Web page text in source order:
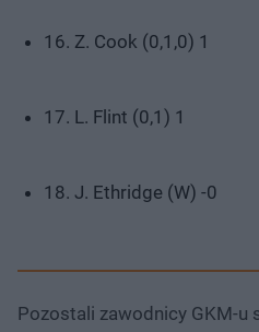
16. Z. Cook (0,1,0) 1
17. L. Flint (0,1) 1
18. J. Ethridge (W) -0
Pozostali zawodnicy GKM-u